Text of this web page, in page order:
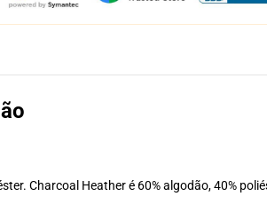
Charcoal Heather é 60% algodão, 40%